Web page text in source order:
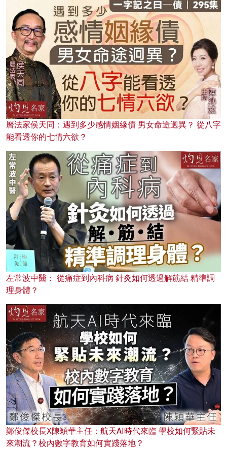
曆法家侯天同：遇到多少感情姻緣債 男女命途迥異？ 從八字
能看透你的七情六欲？
左常波中醫： 從痛症到內科病 針灸如何透過解筋結 精準調
理身體？
鄭俊傑校長X陳穎華主任：航天AI時代來臨 學校如何緊貼未
來潮流？校內數字教育如何實踐落地？